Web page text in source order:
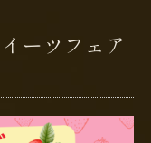
ーツフェア